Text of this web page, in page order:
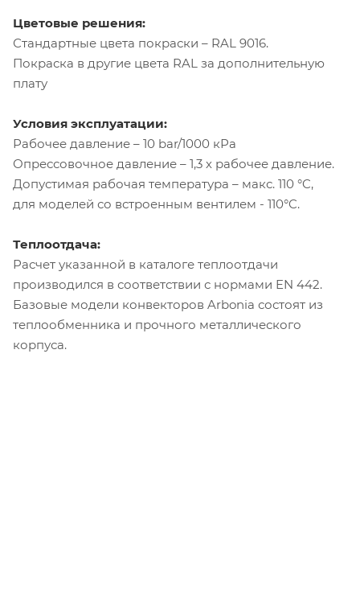
Цветовые решения:
Стандартные цвета покраски – RAL 9016.
Покраска в другие цвета RAL за дополнительную
плату
Условия эксплуатации:
Рабочее давление – 10 bar/1000 кРа
Опрессовочное давление – 1,3 х рабочее давление.
Допустимая рабочая температура – макс. 110 °C,
для моделей со встроенным вентилем - 110°C.
Теплоотдача:
Расчет указанной в каталоге теплоотдачи
производился в соответствии с нормами EN 442.
Базовые модели конвекторов Arbonia состоят из
теплообменника и прочного металлического
корпуса.